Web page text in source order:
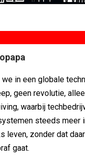
in een globale
geen revolutie,
waarbij
steeds meer
leven, zonder dat
gaat.